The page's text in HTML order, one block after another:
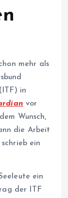
mehr als
in
vor
Wunsch,
die Arbeit
ein
ein
der ITF